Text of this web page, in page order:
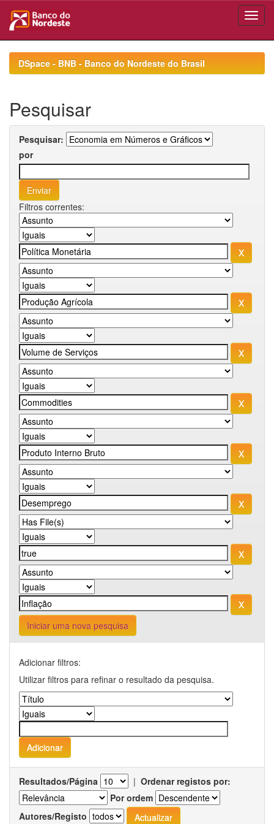
navigationDSpace - BNB - Banco do Nordeste do Brasil
Pesquisar
Pesquisar:
por
Filtros correntes:
Iniciar uma nova pesquisa
Adicionar filtros:
Utilizar filtros para refinar o resultado da pesquisa.
Resultados/Página | Ordenar registos por:
Por ordem
Autores/Registo